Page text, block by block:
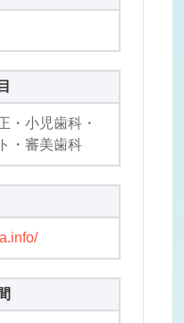
・小児歯科・
・審美歯科